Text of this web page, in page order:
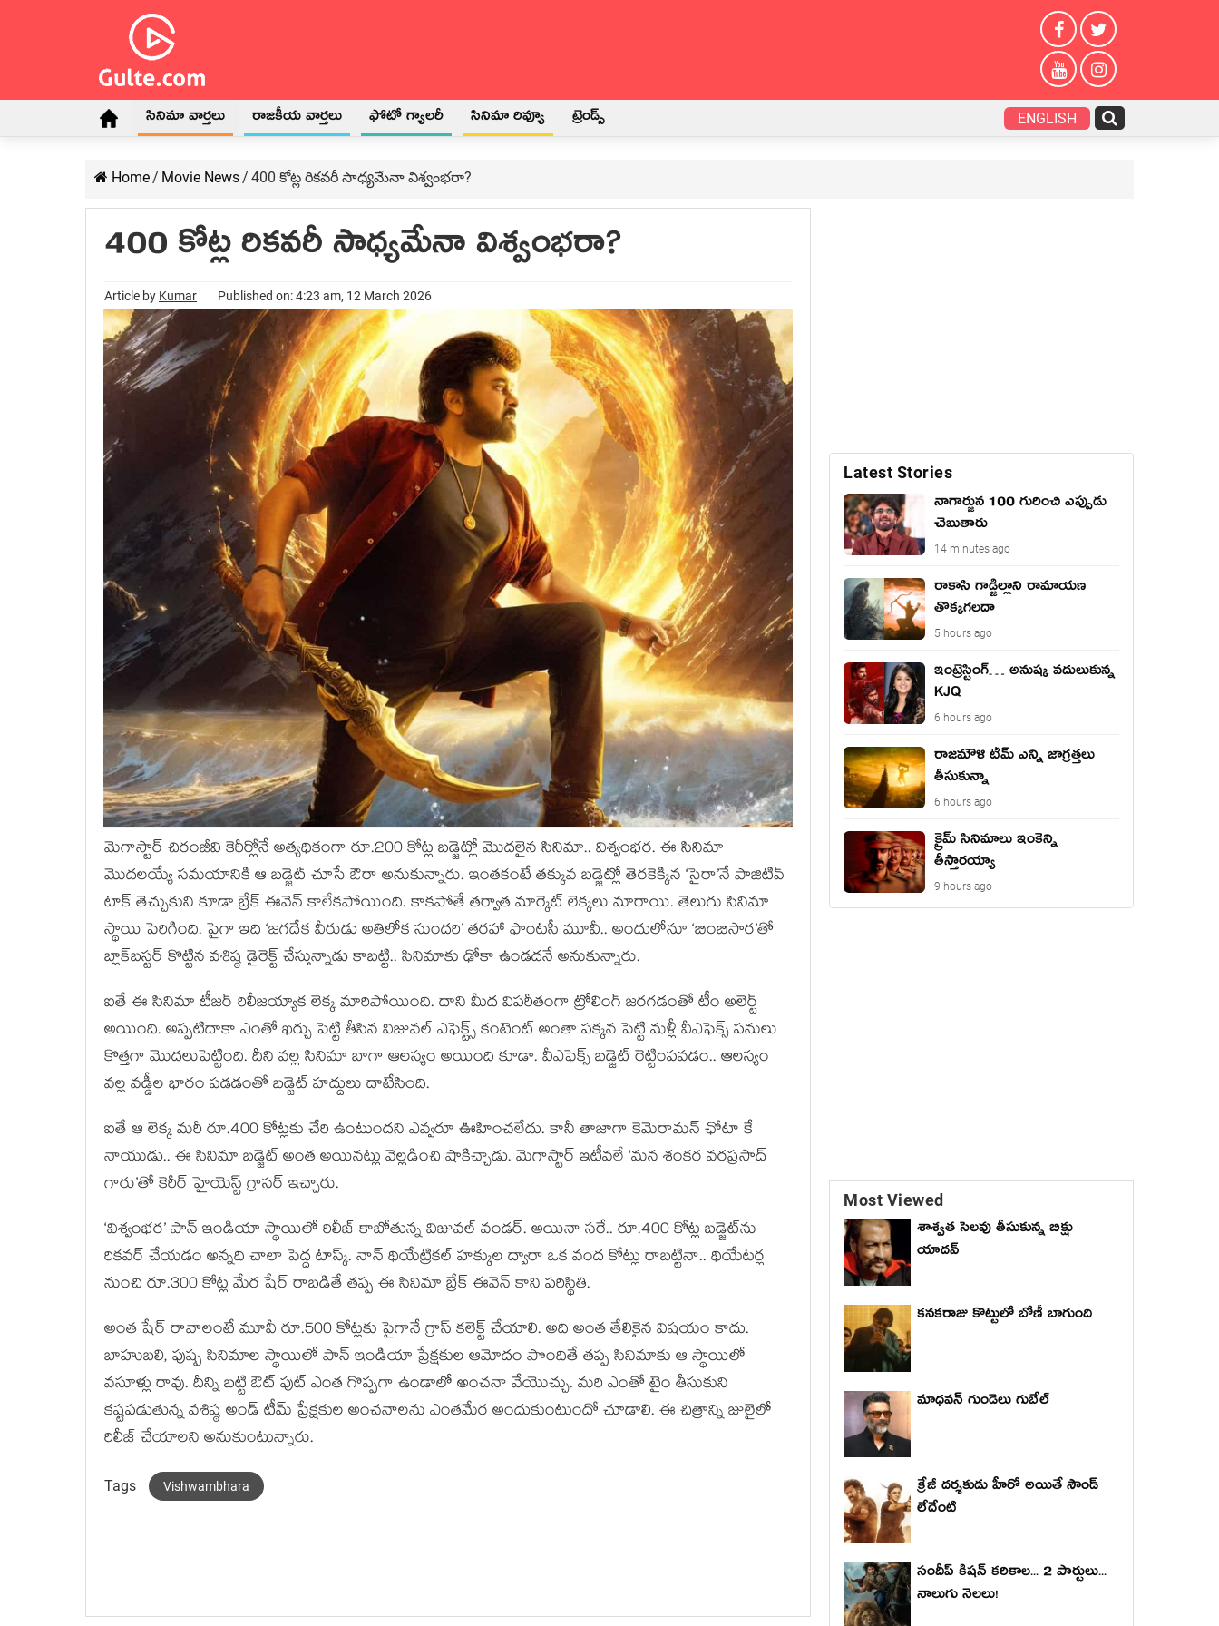
సినిమా వార్తలు రాజకీయ వార్తలు ఫోటో గ్యాలరీ సినిమా రివ్యూ ట్రెండ్స్ ENGLISH
Home/ Movie News/ 400 కోట్ల రికవరీ సాధ్యమేనా విశ్వంభరా?
400 కోట్ల రికవరీ సాధ్యమేనా విశ్వంభరా?
Article by Kumar Published on: 4:23 am, 12 March 2026
మెగాస్టార్ చిరంజీవి కెరీర్లోనే అత్యధికంగా రూ.200 కోట్ల బడ్జెట్లో మొదలైన సినిమా.. విశ్వంభర. ఈ సినిమా
మొదలయ్యే సమయానికి ఆ బడ్జెట్ చూసే ఔరా అనుకున్నారు. ఇంతకంటే తక్కువ బడ్జెట్లో తెరకెక్కిన ‘సైరా’నే పాజిటివ్
టాక్ తెచ్చుకుని కూడా బ్రేక్ ఈవెన్ కాలేకపోయింది. కాకపోతే తర్వాత మార్కెట్ లెక్కలు మారాయి. తెలుగు సినిమా
స్థాయి పెరిగింది. పైగా ఇది ‘జగదేక వీరుడు అతిలోక సుందరి’ తరహా ఫాంటసీ మూవీ.. అందులోనూ ‘బింబిసార’తో
బ్లాక్‌బస్టర్ కొట్టిన వశిష్ఠ డైరెక్ట్ చేస్తున్నాడు కాబట్టి.. సినిమాకు ఢోకా ఉండదనే అనుకున్నారు.
ఐతే ఈ సినిమా టీజర్ రిలీజయ్యాక లెక్క మారిపోయింది. దాని మీద విపరీతంగా ట్రోలింగ్ జరగడంతో టీం అలెర్ట్
అయింది. అప్పటిదాకా ఎంతో ఖర్చు పెట్టి తీసిన విజువల్ ఎఫెక్ట్స్ కంటెంట్ అంతా పక్కన పెట్టి మళ్లీ వీఎఫెక్స్ పనులు
కొత్తగా మొదలుపెట్టింది. దీని వల్ల సినిమా బాగా ఆలస్యం అయింది కూడా. వీఎఫెక్స్ బడ్జెట్ రెట్టింపవడం.. ఆలస్యం
వల్ల వడ్డీల భారం పడడంతో బడ్జెట్ హద్దులు దాటేసింది.
ఐతే ఆ లెక్క మరీ రూ.400 కోట్లకు చేరి ఉంటుందని ఎవ్వరూ ఊహించలేదు. కానీ తాజాగా కెమెరామన్ ఛోటా కే
నాయుడు.. ఈ సినిమా బడ్జెట్ అంత అయినట్లు వెల్లడించి షాకిచ్చాడు. మెగాస్టార్ ఇటీవలే ‘మన శంకర వరప్రసాద్
గారు’తో కెరీర్ హైయెస్ట్ గ్రాసర్ ఇచ్చారు.
‘విశ్వంభర’ పాన్ ఇండియా స్థాయిలో రిలీజ్ కాబోతున్న విజువల్ వండర్. అయినా సరే.. రూ.400 కోట్ల బడ్జెట్‌ను
రికవర్ చేయడం అన్నది చాలా పెద్ద టాస్క్. నాన్ థియేట్రికల్ హక్కుల ద్వారా ఒక వంద కోట్లు రాబట్టినా.. థియేటర్ల
నుంచి రూ.300 కోట్ల మేర షేర్ రాబడితే తప్ప ఈ సినిమా బ్రేక్ ఈవెన్ కాని పరిస్థితి.
అంత షేర్ రావాలంటే మూవీ రూ.500 కోట్లకు పైగానే గ్రాస్ కలెక్ట్ చేయాలి. అది అంత తేలికైన విషయం కాదు.
బాహుబలి, పుష్ప సినిమాల స్థాయిలో పాన్ ఇండియా ప్రేక్షకుల ఆమోదం పొందితే తప్ప సినిమాకు ఆ స్థాయిలో
వసూళ్లు రావు. దీన్ని బట్టి ఔట్ పుట్ ఎంత గొప్పగా ఉండాలో అంచనా వేయొచ్చు. మరి ఎంతో టైం తీసుకుని
కష్టపడుతున్న వశిష్ఠ అండ్ టీమ్ ప్రేక్షకుల అంచనాలను ఎంతమేర అందుకుంటుందో చూడాలి. ఈ చిత్రాన్ని జులైలో
రిలీజ్ చేయాలని అనుకుంటున్నారు.
Tags Vishwambhara
Latest Stories
నాగార్జున 100 గురించి ఎప్పుడు
చెబుతారు
14 minutes ago
రాకాసి గాడ్జిల్లాని రామాయణ
తొక్కగలదా
5 hours ago
ఇంట్రెస్టింగ్… అనుష్క వదులుకున్న
KJQ
6 hours ago
రాజమౌళి టీమ్ ఎన్ని జాగ్రత్తలు
తీసుకున్నా
6 hours ago
క్రైమ్ సినిమాలు ఇంకెన్ని
తీస్తారయ్యా
9 hours ago
Most Viewed
శాశ్వత సెలవు తీసుకున్న బిక్షు
యాదవ్
కనకరాజు కొట్టులో బోణీ బాగుంది
మాధ‌వ‌న్ గుండెలు గుబేల్‌
క్రేజీ దర్శకుడు హీరో అయితే సౌండ్
లేదేంటి
సందీప్ కిషన్ కరికాల... 2 పార్టులు...
నాలుగు నెలలు!